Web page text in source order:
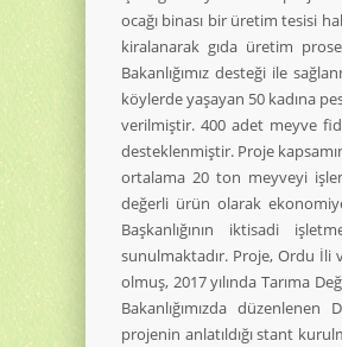
ocağı binası bir üretim tesisi
kiralanarak gıda üretim
Bakanlığımız desteği ile
köylerde yaşayan 50 kadına
verilmiştir. 400 adet meyve
desteklenmiştir. Proje
ortalama 20 ton meyveyi
değerli ürün olarak
Başkanlığının iktisadi
sunulmaktadır. Proje, Ordu İli
olmuş, 2017 yılında Tarıma
Bakanlığımızda
projenin anlatıldığı stant